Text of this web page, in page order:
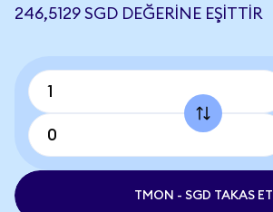
246,5129 SGD DEĞERINE EŞITTIR
TMON - SGD TAKAS ET